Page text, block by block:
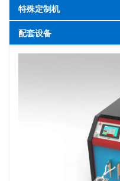
特殊定制机
配套设备